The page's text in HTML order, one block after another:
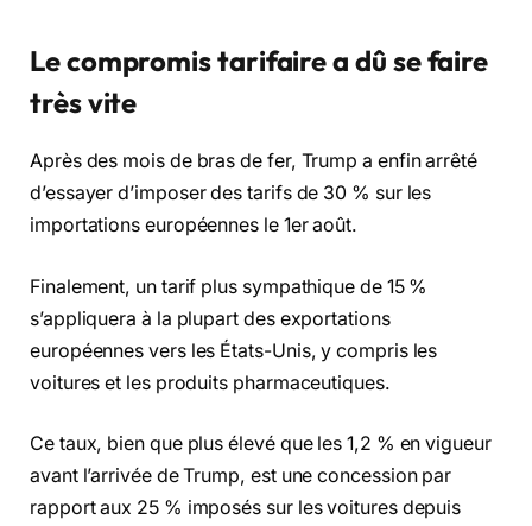
Le compromis tarifaire a dû se faire
très vite
Après des mois de bras de fer, Trump a enfin arrêté
d’essayer d’imposer des tarifs de 30 % sur les
importations européennes le 1er août.
Finalement, un tarif plus sympathique de 15 %
s’appliquera à la plupart des exportations
européennes vers les États-Unis, y compris les
voitures et les produits pharmaceutiques.
Ce taux, bien que plus élevé que les 1,2 % en vigueur
avant l’arrivée de Trump, est une concession par
rapport aux 25 % imposés sur les voitures depuis